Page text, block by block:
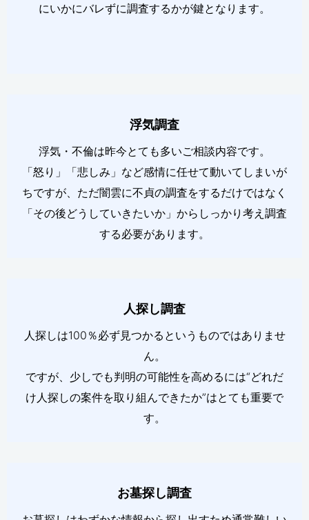
にいかにバレずに調査するかが鍵となります。
浮気調査
浮気・不倫は昨今とても多いご相談内容です。
「怒り」「悲しみ」など感情に任せて動いてしまいが
ちですが、ただ闇雲に不貞の調査をするだけではなく
「その後どうしていきたいか」からしっかり考え調査
する必要があります。
人探し調査
人探しは100％必ず見つかるというものではありませ
ん。
ですが、少しでも判明の可能性を高めるには“どれだ
け人探しの案件を取り組んできたか”はとても重要で
す。
お墓探し調査